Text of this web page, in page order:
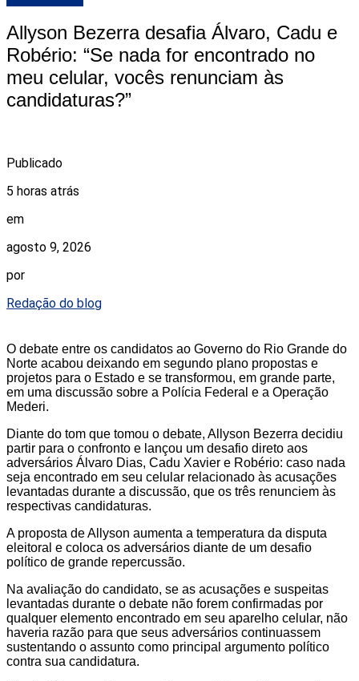
Allyson Bezerra desafia Álvaro, Cadu e
Robério: “Se nada for encontrado no
meu celular, vocês renunciam às
candidaturas?”
Publicado
5 horas atrás
em
agosto 9, 2026
por
Redação do blog
O debate entre os candidatos ao Governo do Rio Grande do
Norte acabou deixando em segundo plano propostas e
projetos para o Estado e se transformou, em grande parte,
em uma discussão sobre a Polícia Federal e a Operação
Mederi.
Diante do tom que tomou o debate, Allyson Bezerra decidiu
partir para o confronto e lançou um desafio direto aos
adversários Álvaro Dias, Cadu Xavier e Robério: caso nada
seja encontrado em seu celular relacionado às acusações
levantadas durante a discussão, que os três renunciem às
respectivas candidaturas.
A proposta de Allyson aumenta a temperatura da disputa
eleitoral e coloca os adversários diante de um desafio
político de grande repercussão.
Na avaliação do candidato, se as acusações e suspeitas
levantadas durante o debate não forem confirmadas por
qualquer elemento encontrado em seu aparelho celular, não
haveria razão para que seus adversários continuassem
sustentando o assunto como principal argumento político
contra sua candidatura.